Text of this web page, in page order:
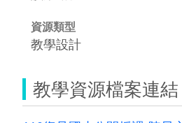
資源類型
教學設計
教學資源檔案連結